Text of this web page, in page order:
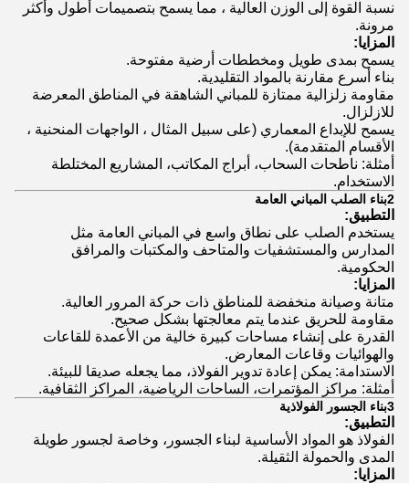
نسبة القوة إلى الوزن العالية ، مما يسمح بتصميمات أطول وأكثر
مرونة.
المزايا:
يسمح بمدى طويل ومخططات أرضية مفتوحة.
بناء أسرع مقارنة بالمواد التقليدية.
مقاومة زلزالية ممتازة للمباني الشاهقة في المناطق المعرضة
للازلزال.
يسمح للإبداع المعماري (على سبيل المثال ، الواجهات المنحنية ،
الأقسام المتقدمة).
أمثلة: ناطحات السحاب، أبراج المكاتب، المشاريع المختلطة
الاستخدام.
2بناء الصلب المباني العامة
التطبيق:
يستخدم الصلب على نطاق واسع في المباني العامة مثل
المدارس والمستشفيات والمتاحف والمكتبات والمرافق
الحكومية.
المزايا:
متانة وصيانة منخفضة للمناطق ذات حركة المرور العالية.
مقاومة للحريق عندما يتم معالجتها بشكل صحيح.
القدرة على إنشاء مساحات كبيرة خالية من الأعمدة للقاعات
والهوائيات وقاعات المعارض.
الاستدامة: يمكن إعادة تدوير الفولاذ، مما يجعله صديقا للبيئة.
أمثلة: مراكز المؤتمرات، الساحات الرياضية، المراكز الثقافية.
3بناء الجسور الفولاذية
التطبيق:
الفولاذ هو المواد الأساسية لبناء الجسور، وخاصة لجسور طويلة
المدى والحمولة الثقيلة.
المزايا: